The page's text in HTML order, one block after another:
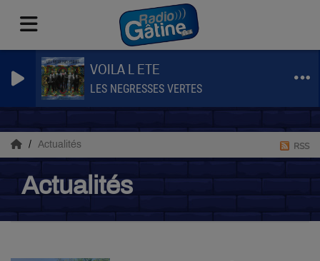
VOILA L ETE
LES NEGRESSES VERTES
Actualités
Actualités
RSS